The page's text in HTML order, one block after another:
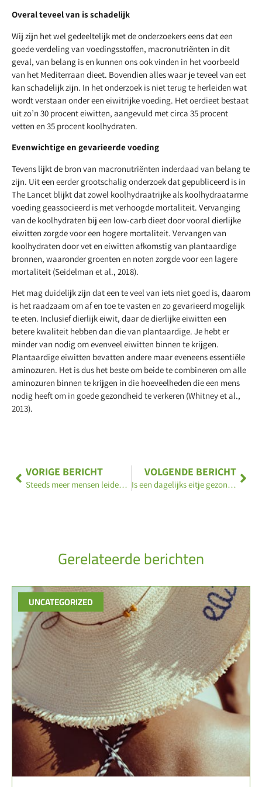
Overal teveel van is schadelijk
Wij zijn het wel gedeeltelijk met de onderzoekers eens dat een
goede verdeling van voedingsstoffen, macronutriënten in dit
geval, van belang is en kunnen ons ook vinden in het voorbeeld
van het Mediterraan dieet. Bovendien alles waar je teveel van eet
kan schadelijk zijn. In het onderzoek is niet terug te herleiden wat
wordt verstaan onder een eiwitrijke voeding. Het oerdieet bestaat
uit zo’n 30 procent eiwitten, aangevuld met circa 35 procent
vetten en 35 procent koolhydraten.
Evenwichtige en gevarieerde voeding
Tevens lijkt de bron van macronutriënten inderdaad van belang te
zijn. Uit een eerder grootschalig onderzoek dat gepubliceerd is in
The Lancet blijkt dat zowel koolhydraatrijke als koolhydraatarme
voeding geassocieerd is met verhoogde mortaliteit. Vervanging
van de koolhydraten bij een low-carb dieet door vooral dierlijke
eiwitten zorgde voor een hogere mortaliteit. Vervangen van
koolhydraten door vet en eiwitten afkomstig van plantaardige
bronnen, waaronder groenten en noten zorgde voor een lagere
mortaliteit (Seidelman et al., 2018).
Het mag duidelijk zijn dat een te veel van iets niet goed is, daarom
is het raadzaam om af en toe te vasten en zo gevarieerd mogelijk
te eten. Inclusief dierlijk eiwit, daar de dierlijke eiwitten een
betere kwaliteit hebben dan die van plantaardige. Je hebt er
minder van nodig om evenveel eiwitten binnen te krijgen.
Plantaardige eiwitten bevatten andere maar eveneens essentiële
aminozuren. Het is dus het beste om beide te combineren om alle
aminozuren binnen te krijgen in die hoeveelheden die een mens
nodig heeft om in goede gezondheid te verkeren (Whitney et al.,
2013).
VORIGE BERICHT
Steeds meer mensen leiden zittend bestaan
VOLGENDE BERICHT
Is een dagelijks eitje gezond of niet
Gerelateerde berichten
UNCATEGORIZED